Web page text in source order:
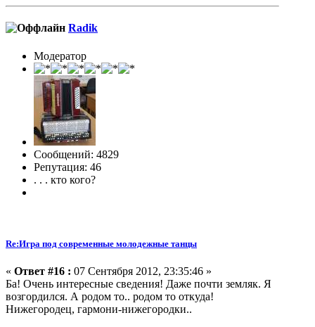
Radik
Модератор
Сообщений: 4829
Репутация: 46
. . . кто кого?
Re:Игра под современные молодежные танцы
« Ответ #16 : 07 Сентября 2012, 23:35:46 »
Ба! Очень интересные сведения! Даже почти земляк. Я
возгордился. А родом то.. родом то откуда!
Нижегородец, гармони-нижегородки..